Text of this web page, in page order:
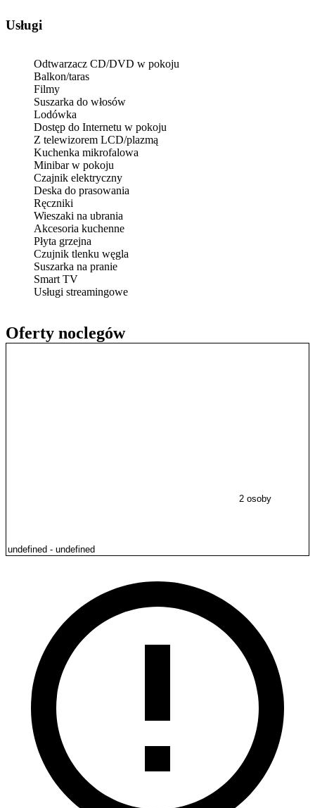
Oferty noclegów
2 osoby
Usługi
Odtwarzacz CD/DVD w pokoju
Balkon/taras
Filmy
Suszarka do włosów
Lodówka
Dostęp do Internetu w pokoju
Z telewizorem LCD/plazmą
Kuchenka mikrofalowa
Minibar w pokoju
Czajnik elektryczny
Deska do prasowania
Ręczniki
Wieszaki na ubrania
Akcesoria kuchenne
Płyta grzejna
Czujnik tlenku węgla
Suszarka na pranie
Smart TV
Usługi streamingowe